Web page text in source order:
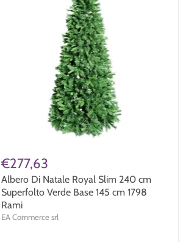
€277,63
Albero Di Natale Royal Slim 240 cm
Superfolto Verde Base 145 cm 1798
Rami
EA Commerce srl